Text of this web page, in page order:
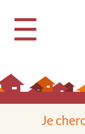
☰
Je